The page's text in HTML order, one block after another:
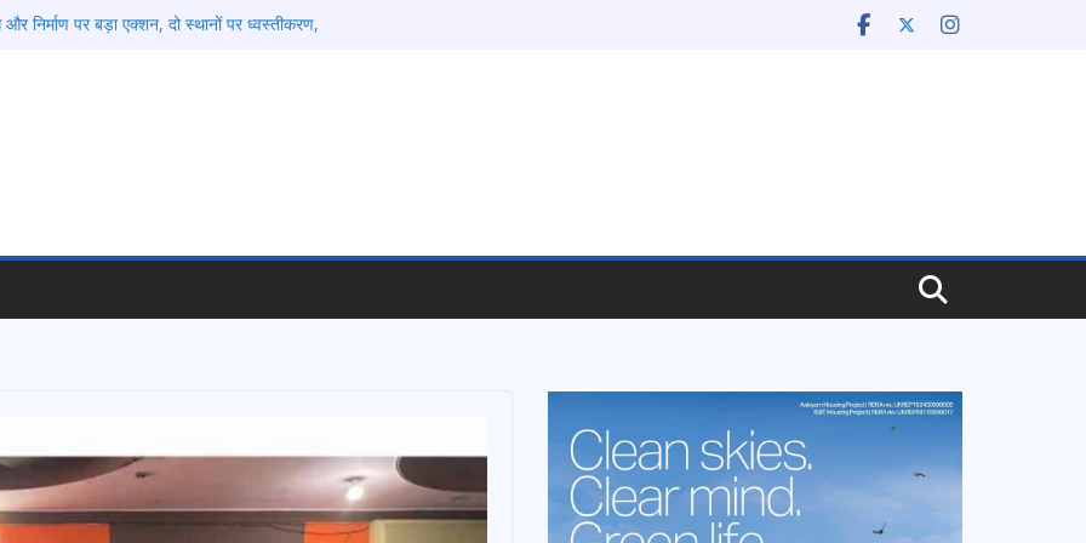
और निर्माण पर बड़ा एक्शन, दो स्थानों पर ध्वस्तीकरण,